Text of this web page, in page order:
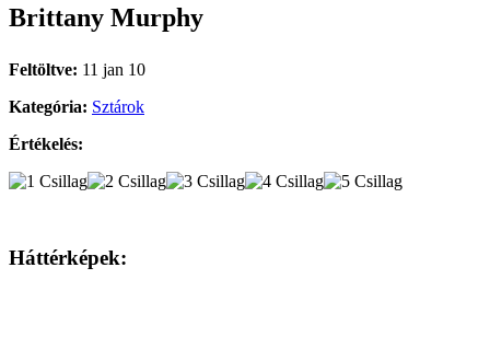
Brittany Murphy
Feltöltve: 11 jan 10
Kategória: Sztárok
Értékelés:
Háttérképek: